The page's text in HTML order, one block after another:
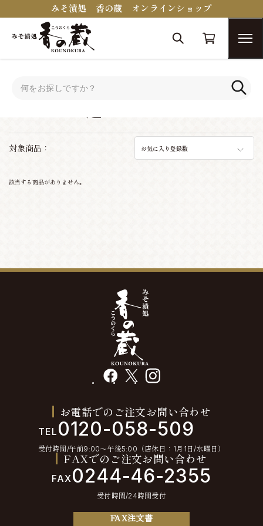
みそ漬処 香の蔵 オンラインショップ
対象商品： お気に入り登録数
該当する商品がありません。
facebook instagram
お電話でのご注文お問い合わせ
TEL 0120-058-509
受付時間/午前9:00〜午後5:00（店休日：1月1日/水曜日）
FAXでのご注文お問い合わせ
FAX0244-46-2355
受付時間/24時間受付
FAX注文書